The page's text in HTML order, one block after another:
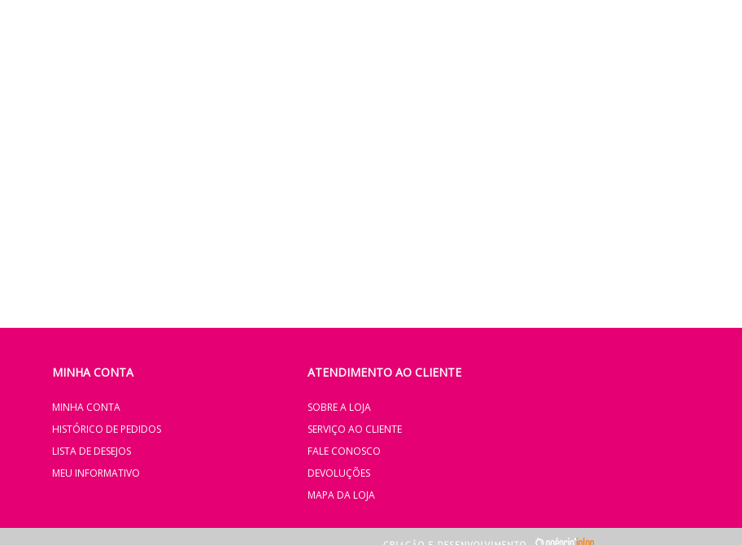
MINHA CONTA
MINHA CONTA
HISTÓRICO DE PEDIDOS
LISTA DE DESEJOS
MEU INFORMATIVO
ATENDIMENTO AO CLIENTE
SOBRE A LOJA
SERVIÇO AO CLIENTE
FALE CONOSCO
DEVOLUÇÕES
MAPA DA LOJA